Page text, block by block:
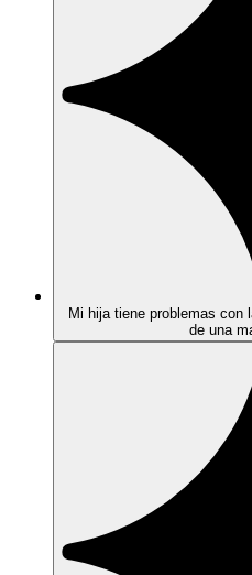
Mi hija tiene problemas con
de una